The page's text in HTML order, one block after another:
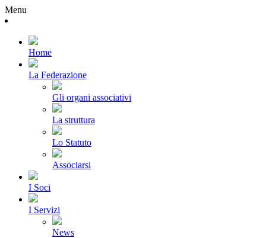
Menu
Home
La Federazione
Gli organi associativi
La struttura
Lo Statuto
Associarsi
I Soci
I Servizi
News